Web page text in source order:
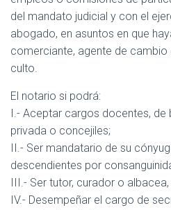
del mandato judicial y con el
abogado, en asuntos en que
comerciante, agente de cambio
culto.
El notario si podrá:
I.- Aceptar cargos docentes, de
privada o concejiles;
II.- Ser mandatario de su
descendientes por
III.- Ser tutor, curador o albacea,
IV.- Desempeñar el cargo de